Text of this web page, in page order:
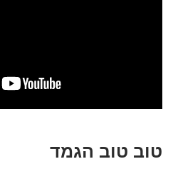
טוב טוב הגמד